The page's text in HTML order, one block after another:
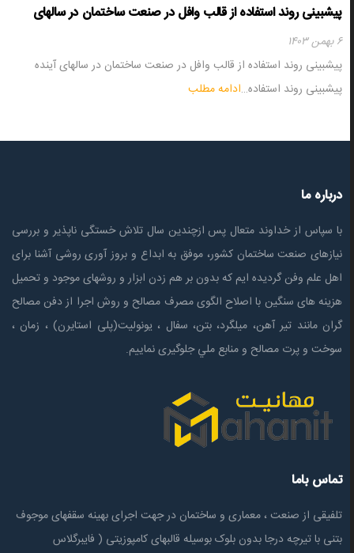
پیشبینی روند استفاده از قالب وافل در صنعت ساختمان در سالهای
۶ بهمن ۱۴۰۳
پیشبینی روند استفاده از قالب وافل در صنعت ساختمان در سالهای آینده
پیشبینی روند استفاده…ادامه مطلب
درباره ما
با سپاس از خداوند متعال پس ازچندين سال تلاش خستگی ناپذير و بررسی
نیازهای صنعت ساختمان كشور، موفق به ابداع و بروز آوری روشی آشنا برای
اهل علم وفن گردیده ایم که بدون بر هم زدن ابزار و روشهای موجود و تحمیل
هزینه های سنگین با اصلاح الگوی مصرف مصالح و روش اجرا از دفن مصالح
گران مانند تیر آهن، میلگرد، بتن، سفال ، یونولیت(پلی استايرن) ، زمان ،
سوخت و پرت مصالح و منابع ملي جلوگیری نماییم.
تماس باما
تلفیقی از صنعت ، معماری و ساختمان در جهت اجرای بهینه سقفهای موجوف
بتنی با تیرچه درجا بدون بلوک بوسیله قالبهای کامپوزیتی ( فایبرگلاس